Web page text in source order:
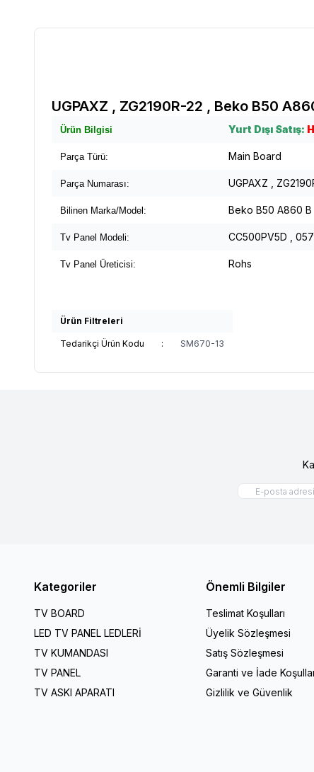
UGPAXZ , ZG2190R-22 , Beko B50
Ürün Bilgisi Yurt Dışı Satış:
Parça Türü: Main Board
Parça Numarası: UGPAXZ ,
Bilinen Marka/Model: Beko B50 A860 B
Tv Panel Modeli: CC500PV5D ,
Tv Panel Üreticisi: Rohs
Ürün Filtreleri
Tedarikçi Ürün Kodu : SM670-13
Kategoriler
TV BOARD
LED TV PANEL LEDLERİ
TV KUMANDASI
TV PANEL
TV ASKI APARATI
Önemli Bilgiler
Teslimat Koşulları
Üyelik Sözleşmesi
Satış Sözleşmesi
Garanti ve İade
Gizlilik ve Güvenlik